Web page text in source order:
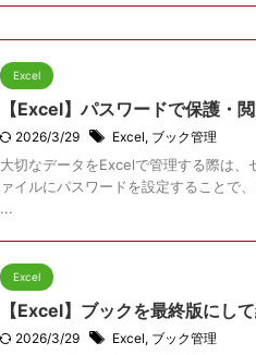
Excel
【Excel】パスワードで保護・
2026/3/29 Excel, ブック管理
大切なデータをExcelで管理する際は
ァイルにパスワードを設定することで
...
Excel
【Excel】ブックを最終版にし
2026/3/29 Excel, ブック管理